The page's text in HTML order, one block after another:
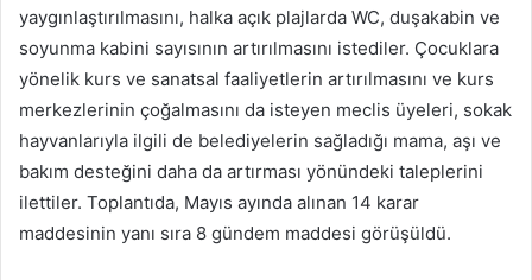
yaygınlaştırılmasını, halka açık plajlarda WC, duşakabin ve
soyunma kabini sayısının artırılmasını istediler. Çocuklara
yönelik kurs ve sanatsal faaliyetlerin artırılmasını ve kurs
merkezlerinin çoğalmasını da isteyen meclis üyeleri, sokak
hayvanlarıyla ilgili de belediyelerin sağladığı mama, aşı ve
bakım desteğini daha da artırması yönündeki taleplerini
ilettiler. Toplantıda, Mayıs ayında alınan 14 karar
maddesinin yanı sıra 8 gündem maddesi görüşüldü.